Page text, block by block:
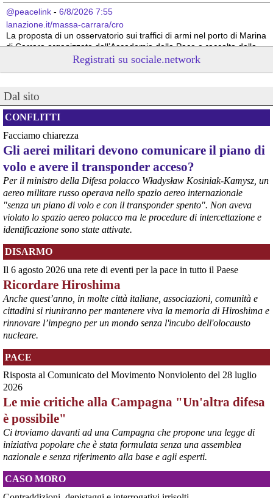
@peacelink - 6/8/2026 7:55
lanazione.it/massa-carrara/cro
La proposta di un osservatorio sui traffici di armi nel porto di Marina
di Carrara organizzato dall’Accademia della Pace e raccolta dalla
sindaca Serena Arrighi.
Linda Maggiori, nel ricostruire l’inchiesta che ha fatto per
tra cui quello di Marina di Carrara, ha sottolineato la resistenza da
parte delle istituzioni competenti a fornire le informazioni
indispensabili.
#armi #disarmo
@peacelink - 6/8/2026 7:50
retepacedisarmo.org/2026/missi
Il Parlamento è stato tenuto praticamente all’oscuro del
dispiegamento di uomini e mezzi verso il regno saudita e in un
contesto di conflitto aperto nella regione.
#disarmo #noguerra #pcknews
@peacelink - 6/8/2026 5:38
ilmanifesto.it/guerra-a-debito
Registrati su sociale.network
Dal sito
CONFLITTI
Facciamo chiarezza
Gli aerei militari devono comunicare il piano di
volo e avere il transponder acceso?
Per il ministro della Difesa polacco Władysław Kosiniak-Kamysz, un
aereo militare russo operava nello spazio aereo internazionale
"senza un piano di volo e con il transponder spento". Non aveva
violato lo spazio aereo polacco ma le procedure di intercettazione e
identificazione sono state attivate.
DISARMO
Il 6 agosto 2026 una rete di eventi per la pace in tutto il Paese
Ricordare Hiroshima
Anche quest’anno, in molte città italiane, associazioni, comunità e
cittadini si riuniranno per mantenere viva la memoria di Hiroshima e
rinnovare l’impegno per un mondo senza l'incubo dell'olocausto
nucleare.
PACE
Risposta al Comunicato del Movimento Nonviolento del 28 luglio
2026
Le mie critiche alla Campagna "Un'altra difesa
è possibile"
Ci troviamo davanti ad una Campagna che propone una legge di
iniziativa popolare che è stata formulata senza una assemblea
nazionale e senza riferimento alla base e agli esperti.
CASO MORO